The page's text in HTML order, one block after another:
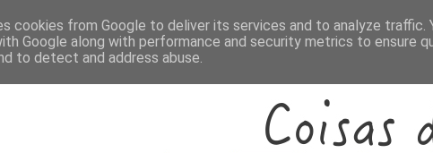
cookies from Google to deliver its services and to analyze traffic.
Google along with performance and security metrics to ensure
to detect and address abuse.